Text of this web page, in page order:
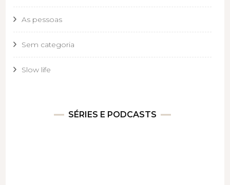
As pessoas
Sem categoria
Slow life
SÉRIES E PODCASTS